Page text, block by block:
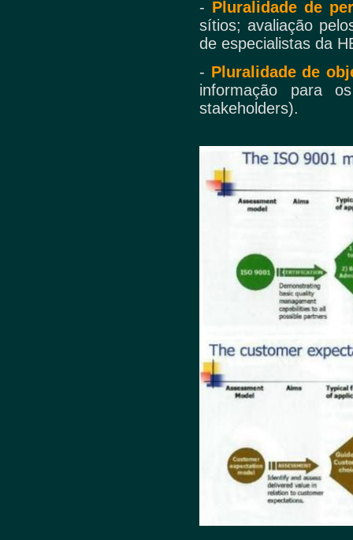
- Pluralidade de
sítios; avaliação
de especialistas da
- Pluralidade de
informação para
stakeholders).